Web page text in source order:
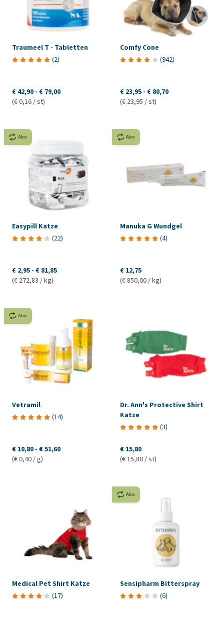
Traumeel T - Tabletten
(2)
€ 42,90 - € 79,00
(€ 0,16 / st)
Comfy Cone
(942)
€ 23,95 - € 80,70
(€ 23,95 / st)
Abo
Easypill Katze
(22)
€ 2,95 - € 81,85
(€ 272,83 / kg)
Abo
Manuka G Wundgel
(4)
€ 12,75
(€ 850,00 / kg)
Abo
Vetramil
(14)
€ 10,80 - € 51,60
(€ 0,40 / g)
Dr. Ann's Protective Shirt
Katze
(3)
€ 15,80
(€ 15,80 / st)
Medical Pet Shirt Katze
(17)
Abo
Sensipharm Bitterspray
(6)